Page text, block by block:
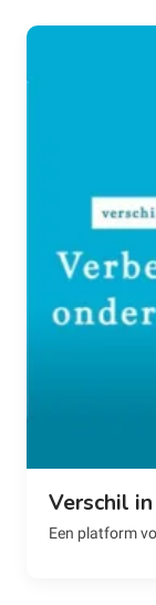
Verschil
Een platform